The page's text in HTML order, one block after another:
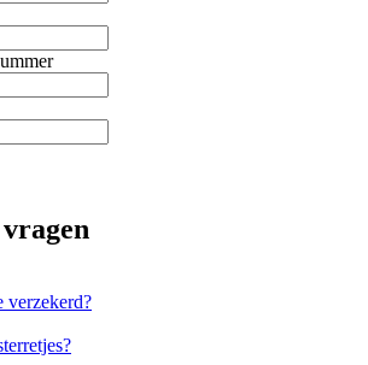
vragen
verzekerd?